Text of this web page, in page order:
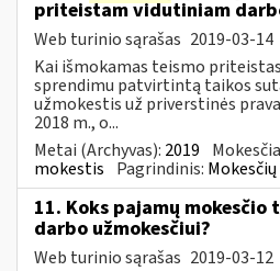
priteistam vidutiniam
Web turinio sąrašas 2019-03-14
Kai išmokamas teismo
sprendimu patvirtintą taikos
užmokestis už priverstinės
2018 m., o...
Metai (Archyvas): 2019
mokestis Pagrindinis:
11. Koks pajamų
darbo užmokesčiui?
Web turinio sąrašas 2019-03-12